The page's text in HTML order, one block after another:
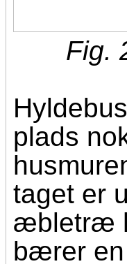
Fig.
plads
taget er
æbletræ
bærer